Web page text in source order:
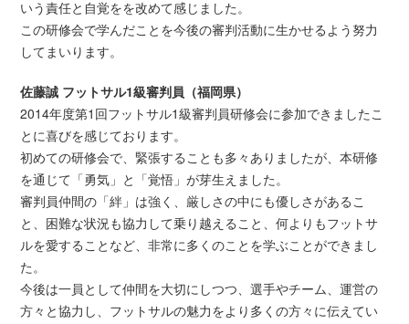
いう責任と自覚をを改めて感じました。
この研修会で学んだことを今後の審判活動に生かせるよう努力
してまいります。
佐藤誠 フットサル1級審判員（福岡県）
2014年度第1回フットサル1級審判員研修会に参加できましたこ
とに喜びを感じております。
初めての研修会で、緊張することも多々ありましたが、本研修
を通じて「勇気」と「覚悟」が芽生えました。
審判員仲間の「絆」は強く、厳しさの中にも優しさがあるこ
と、困難な状況も協力して乗り越えること、何よりもフットサ
ルを愛することなど、非常に多くのことを学ぶことができまし
た。
今後は一員として仲間を大切にしつつ、選手やチーム、運営の
方々と協力し、フットサルの魅力をより多くの方々に伝えてい